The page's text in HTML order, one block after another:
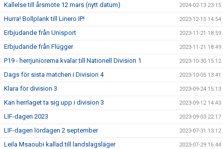
Kallelse till årsmöte 12 mars (nytt datum) 2024-02-13 23:15
Hurra! Bollplank till Linero IP! 2023-12-15 14:54
Erbjudande från Unisport 2023-11-21 18:59
Erbjudande från Flügger 2023-11-21 18:49
P19 - herrjuniorerna kvalar till Nationell Division 1 2023-10-30 15:12
Dags för sista matchen i Division 4 2023-10-05 13:41
Klara för division 3 2023-09-24 15:13
Kan herrlaget ta sig upp i division 3 2023-09-12 14:43
LIF-dagen 2023 2023-09-03 22:17
LIF-dagen lördagen 2 september 2023-07-31 13:12
Leila Msaoubi kallad till landslagsläger 2023-07-29 16:44